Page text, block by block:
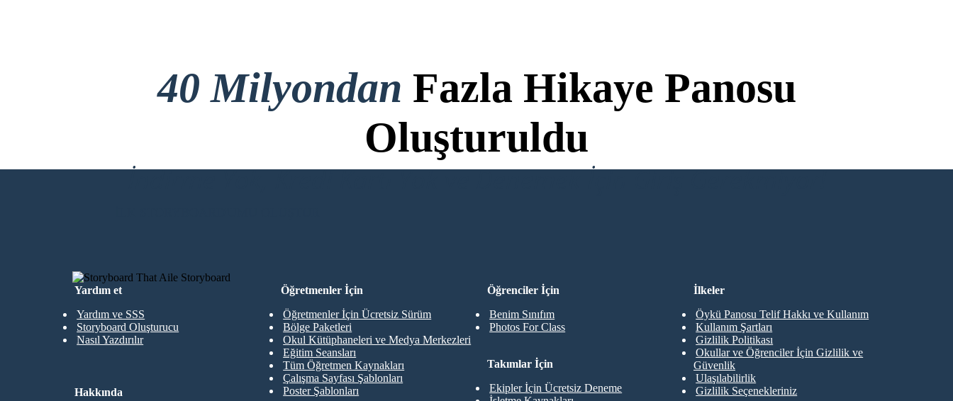
40 Milyondan Fazla Hikaye Panosu
Oluşturuldu
İndirme Yok, Kredi Kartı Yok ve Denemek İçin Giriş Gerekmiyor!
Yardım et
Yardım ve SSS
Storyboard Oluşturucu
Nasıl Yazdırılır
Öğrenciler İçin
Benim Sınıfım
Photos For Class
Öğretmenler İçin
Öğretmenler İçin Ücretsiz Sürüm
Bölge Paketleri
Okul Kütüphaneleri ve Medya Merkezleri
Eğitim Seansları
Tüm Öğretmen Kaynakları
Çalışma Sayfası Şablonları
Poster Şablonları
Takımlar İçin
Ekipler İçin Ücretsiz Deneme
Hakkında
İlkeler
Öykü Panosu Telif Hakkı ve Kullanım
Kullanım Şartları
Gizlilik Politikası
Okullar ve Öğrenciler İçin Gizlilik ve
Güvenlik
Ulaşılabilirlik
Gizlilik Seçenekleriniz